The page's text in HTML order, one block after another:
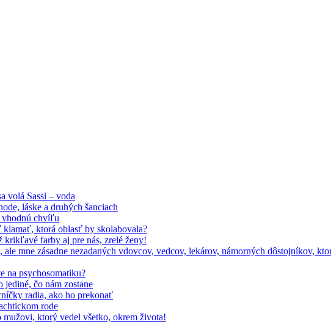
volá Sassi – voda
láske a druhých šanciach
vhodnú chvíľu
ktorá oblasť by skolabovala?
krikľavé farby aj pre nás, zrelé ženy!
mne zásadne nezadaných vdovcov, vedcov, lekárov, námorných dôstojníkov,
na psychosomatiku?
jediné, čo nám zostane
radia, ako ho prekonať
rode
ktorý vedel všetko, okrem života!